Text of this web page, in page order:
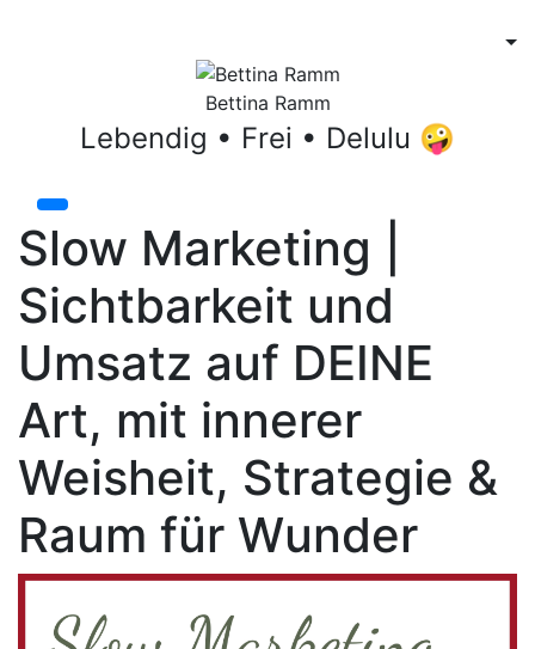
Bettina Ramm
Lebendig • Frei • Delulu 🤪
Slow Marketing |
Sichtbarkeit und
Umsatz auf DEINE
Art, mit innerer
Weisheit, Strategie &
Raum für Wunder